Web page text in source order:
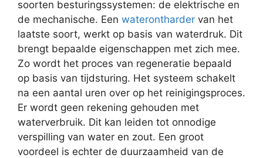
soorten besturingssystemen: de elektrische en
de mechanische. Een waterontharder van het
laatste soort, werkt op basis van waterdruk. Dit
brengt bepaalde eigenschappen met zich mee.
Zo wordt het proces van regeneratie bepaald
op basis van tijdsturing. Het systeem schakelt
na een aantal uren over op het reinigingsproces.
Er wordt geen rekening gehouden met
waterverbruik. Dit kan leiden tot onnodige
verspilling van water en zout. Een groot
voordeel is echter de duurzaamheid van de